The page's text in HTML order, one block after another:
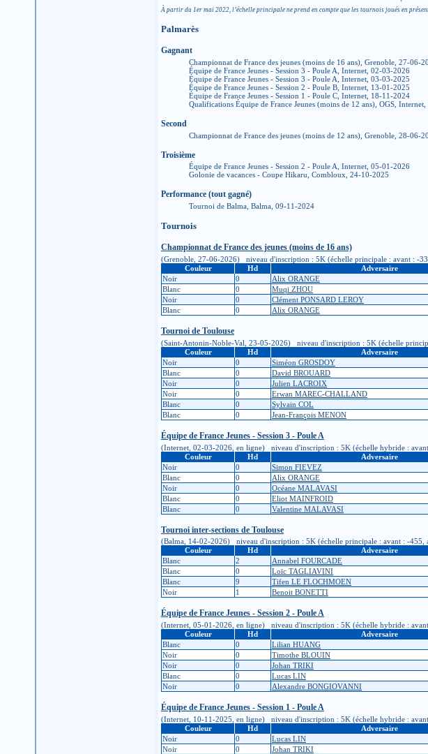
À partir du 1er mai 2022, l’échelle principale ne prend en compte que les tournois joués en
Palmarès
Gagnant
Championnat de France des jeunes (moins de 16 ans), Grenoble, 27-06-
Équipe de France Jeunes - Session 3 - Poule A, Internet, 02-03-2026
Équipe de France Jeunes - Session 3 - Poule A, Internet, 03-03-2025
Équipe de France Jeunes - Session 2 - Poule B, Internet, 13-01-2025
Équipe de France Jeunes - Session 1 - Poule C, Internet, 18-11-2024
Qualifications Équipe de France Jeunes (moins de 12 ans), OGS,
Second
Championnat de France des jeunes (moins de 12 ans), Grenoble, 28-06-
Troisième
Équipe de France Jeunes - Session 2 - Poule A, Internet, 05-01-2026
Golonie de vacances - Coupe Hikaru, Combloux, 24-10-2025
Performance (tout gagné)
Tournoi de Balma, Balma, 09-11-2024
Tournois
Championnat de France des jeunes (moins de 16 ans)
(Grenoble, 27-06-2026) niveau d'inscription : 5K (échelle principale : avant : -
Couleur
Hd Adversaire
Noir
0 Alix ORANGE
Blanc
0 Muqi ZHOU
Noir
0 Clément PONSARD LEROY
Blanc
0 Alix ORANGE
Tournoi de Toulouse
(Saint-Antonin-Noble-Val, 23-05-2026) niveau d'inscription : 5K (échelle
Couleur
Hd Adversaire
Noir
0 Siméon GROSDOY
Blanc
0 David BROUARD
Noir
0 Julien LACROIX
Noir
0 Erwan MAREC-CHALLAND
Blanc
0 Sylvain COL
Blanc
0 Jean-François MENON
Équipe de France Jeunes - Session 3 - Poule A
(Internet, 02-03-2026, en ligne) niveau d'inscription : 5K (échelle hybride :
Couleur
Hd Adversaire
Noir
0 Simon FIEVEZ
Blanc
0 Alix ORANGE
Noir
0 Océane MALAVASI
Blanc
0 Eliot MAINFROID
Blanc
0 Valentine MALAVASI
Tournoi inter-sections de Toulouse
(Balma, 14-02-2026) niveau d'inscription : 5K (échelle principale : avant : -455,
Couleur
Hd Adversaire
Blanc
2 Annabel FOURCADE
Blanc
0 Loïc TAGLIAVINI
Blanc
9 Tifen LE FLOCHMOEN
Noir
1 Benoit BONETTI
Équipe de France Jeunes - Session 2 - Poule A
(Internet, 05-01-2026, en ligne) niveau d'inscription : 5K (échelle hybride :
Couleur
Hd Adversaire
Blanc
0 Lilian HUANG
Noir
0 Timothe BLOUIN
Noir
0 Johan TRIKI
Blanc
0 Lucas LIN
Noir
0 Alexandre BONGIOVANNI
Équipe de France Jeunes - Session 1 - Poule A
(Internet, 10-11-2025, en ligne) niveau d'inscription : 5K (échelle hybride :
Couleur
Hd Adversaire
Noir
0 Lucas LIN
Noir
0 Johan TRIKI